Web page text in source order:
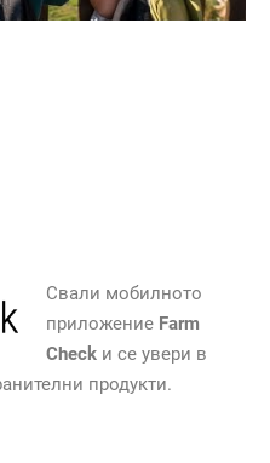
Свали мобилното
приложение Farm
Checkи се увери в
продукти.